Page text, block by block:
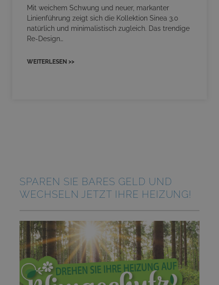
Mit weichem Schwung und neuer, markanter
Linienführung zeigt sich die Kollektion Sinea 3.0
natürlich und minimalistisch zugleich. Das trendige
Re-Design…
WEITERLESEN >>
SPAREN SIE BARES GELD UND
WECHSELN JETZT IHRE HEIZUNG!